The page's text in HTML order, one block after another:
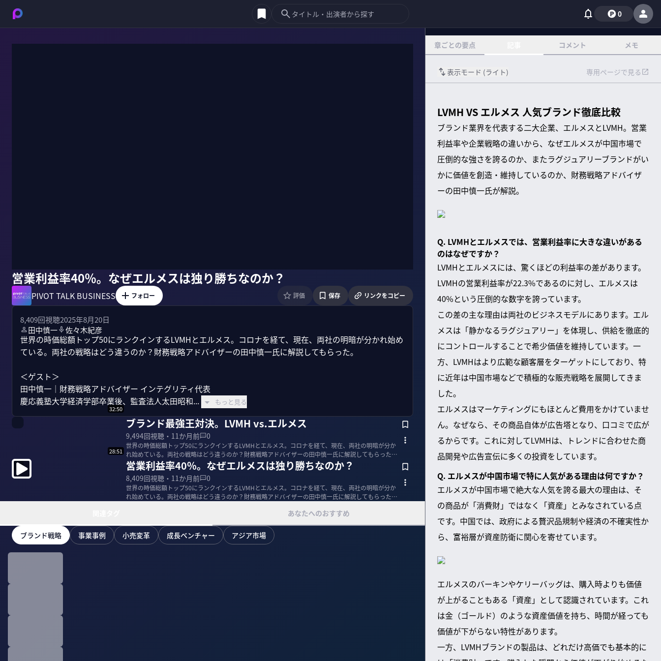
0
営業利益率40％。なぜエルメスは独り勝ちなのか？
PIVOT TALK BUSINESS フォロー 評価 保存 リンクをコピー
8,409回視聴2025年8月20日
田中慎一
佐々木紀彦
世界の時価総額トップ50にランクインするLVMHとエルメス。コロナを経て、現在、両社の明暗が分かれ始め
ている。両社の戦略はどう違うのか？財務戦略アドバイザーの田中慎一氏に解説してもらった。
＜ゲスト＞
田中慎一｜財務戦略アドバイザー インテグリティ代表
慶応義塾大学経済学部卒業後、監査法人太田昭和...
もっと見る
32:50
ブランド最強王対決。LVMH vs.エルメス
9,494回視聴・ 11か月前 0
世界の時価総額トップ50にランクインするLVMHとエルメス。コロナを経て、現在、両社の明暗が分か
れ始めている。両社の戦略はどう違うのか？財務戦略アドバイザーの田中慎一氏に解説してもらった。
＜ゲスト...
28:51
営業利益率40％。なぜエルメスは独り勝ちなのか？
8,409回視聴・ 11か月前 0
世界の時価総額トップ50にランクインするLVMHとエルメス。コロナを経て、現在、両社の明暗が分か
れ始めている。両社の戦略はどう違うのか？財務戦略アドバイザーの田中慎一氏に解説してもらった。
あなたへのおすすめ
ブランド戦略 事業事例 小売変革 成長ベンチャー アジア市場
章ごとの要点 コメント メモ
表示モード (ライト) 専用ページで見る
LVMH VS エルメス 人気ブランド徹底比較
ブランド業界を代表する二大企業、エルメスとLVMH。営業
利益率や企業戦略の違いから、なぜエルメスが中国市場で
圧倒的な強さを誇るのか、またラグジュアリーブランドがい
かに価値を創造・維持しているのか、財務戦略アドバイザ
ーの田中慎一氏が解説。
Q. LVMHとエルメスでは、営業利益率に大きな違いがある
のはなぜですか？
LVMHとエルメスには、驚くほどの利益率の差があります。
LVMHの営業利益率が22.3%であるのに対し、エルメスは
40%という圧倒的な数字を誇っています。
この差の主な理由は両社のビジネスモデルにあります。エル
メスは「静かなるラグジュアリー」を体現し、供給を徹底的
にコントロールすることで希少価値を維持しています。一
方、LVMHはより広範な顧客層をターゲットにしており、特
に近年は中国市場などで積極的な販売戦略を展開してきま
した。
エルメスはマーケティングにもほとんど費用をかけていませ
ん。なぜなら、その商品自体が広告塔となり、口コミで広が
るからです。これに対してLVMHは、トレンドに合わせた商
品開発や広告宣伝に多くの投資をしています。
Q. エルメスが中国市場で特に人気がある理由は何ですか？
エルメスが中国市場で絶大な人気を誇る最大の理由は、そ
の商品が「消費財」ではなく「資産」とみなされている点
です。中国では、政府による贅沢品規制や経済の不確実性か
ら、富裕層が資産防衛に関心を寄せています。
エルメスのバーキンやケリーバッグは、購入時よりも価値
が上がることもある「資産」として認識されています。これ
は金（ゴールド）のような資産価値を持ち、時間が経っても
価値が下がらない特性があります。
一方、LVMHブランドの製品は、どれだけ高価でも基本的に